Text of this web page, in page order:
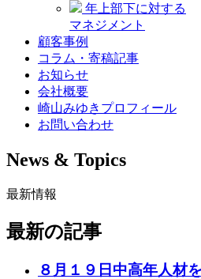
年上部下に対する
マネジメント
顧客事例
コラム・寄稿記事
お知らせ
会社概要
崎山みゆきプロフィール
お問い合わせ
News & Topics
最新情報
最新の記事
８月１９日中高年人材